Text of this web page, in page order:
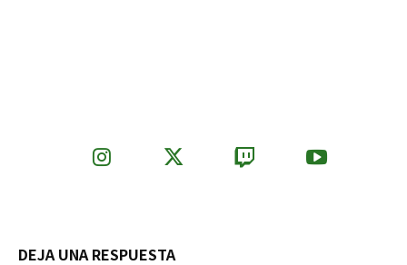
DEJA UNA RESPUESTA